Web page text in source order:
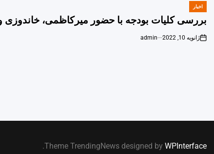
POSTED
اخبار
بررسی کلیات بودجه با حضور میرکاظمی، خاندوزی
on
ژانویه 10, 2022 admin
Theme TrendingNews designed by WPInterface
.